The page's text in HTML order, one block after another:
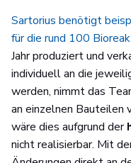
Sartorius benötigt
für die rund 100
Jahr produziert und
individuell an die
werden, nimmt das
an einzelnen Bauteilen
wäre dies aufgrund der
nicht realisierbar. Mit